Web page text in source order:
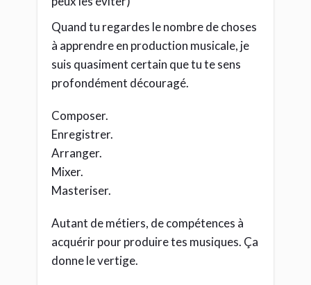
Quand tu regardes le nombre de choses
à apprendre en production musicale, je
suis quasiment certain que tu te sens
profondément découragé.
Composer.
Enregistrer.
Arranger.
Mixer.
Masteriser.
Autant de métiers, de compétences à
acquérir pour produire tes musiques. Ça
donne le vertige.